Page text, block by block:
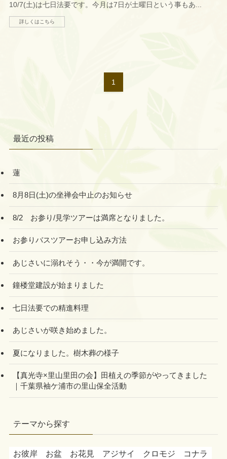
10/7(土)は七日法要です。今月は7日が土曜日という事もあ...
詳しくはこちら
1
最近の投稿
蓮
8月8日(土)の坐禅会中止のお知らせ
8/2 お参り/見学ツアーは満席となりました。
お参りバスツアーお申し込み方法
あじさいに溺れそう・・今が満開です。
鐘楼堂建設が始まりました
七日法要での精進料理
あじさいが咲き始めました。
夏になりました。樹木葬の様子
【真光寺×里山里田の会】田植えの季節がやってきました
｜千葉県袖ケ浦市の里山保全活動
テーマから探す
お彼岸 お盆 お花見 アジサイ クロモジ
コナラ